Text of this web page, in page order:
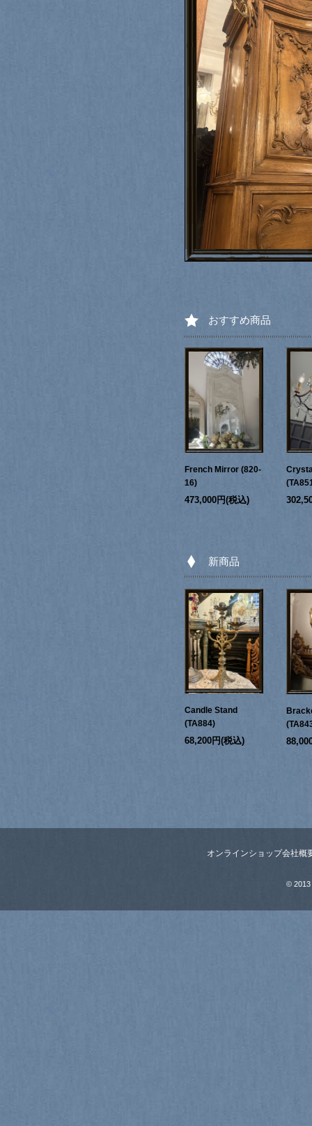
おすすめ商品
French Mirror (820-
16)
473,000円(税込)
新商品
Candle Stand
(TA884)
68,200円(税込)
オンラインショップ会社概
© 2013